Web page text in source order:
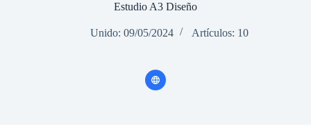
Estudio A3 Diseño
Unido: 09/05/2024 Artículos: 10